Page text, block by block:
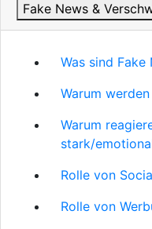
Fake News &
Was sind Fake
Warum
Warum
stark/
Rolle von
Rolle von